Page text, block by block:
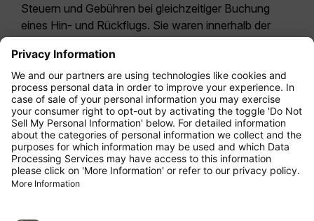
Steuern und Gebühren bei gleichzeitiger Buchung
eines Hin- und Rückflugs. Sie waren innerhalb der
möglicherweise nicht mehr aktuell. Bei den für die
Economy Class angegebenen Tarifen handelt es
sich i.d.R. um Economy Zero, unsere restriktivste
Tarifoption. Es können hierfür zusätzliche Gebühren
fürAufgabegepäckoder für andere optionale
Leistungen anfallen. Es gelten dieAllgemeinen
Geschäftsbedingungen .